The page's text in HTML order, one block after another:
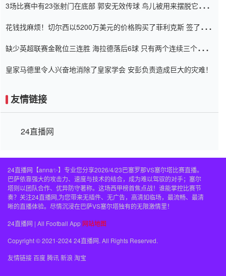
3场比赛中有23张射门在底部 郭安无效传球 鸟儿被用来摆脱它
花钱找麻烦！切尔西以5200万美元的价格购买了菲利克斯 签了7年
缺少英超联赛金靴位三连胜 海拉德落后6球 只有两个连续三个连续
皇家马德里令人兴奋地消除了皇家学会 安彭负责造成巨大的灾难！
友情链接
24直播网
24直播网【anna✨】专业您分享2026/4/23巴塞罗那VS塞尔塔比赛直播。
巴萨依靠强大的攻击力、速度与技术的结合，成为难以驾驭的对手；塞尔
塔则以团队合作、优异防守著称。这场西甲榜首焦点战！谁能掌控比赛节
奏？关注24直播网,为您带来无插件、无广告，高清如临场，最流畅、最清
晰的直播体验。尽情沉浸在巴萨VS塞尔塔独有的无限激情里！
24直播网 | All Football App 网站地图
Copyright © 2021-2024 24直播网. All Rights Reserved.
友情链接百度腾讯新浪 淘宝